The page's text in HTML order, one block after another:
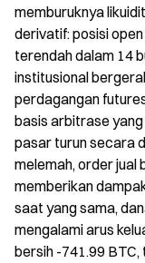
memburuknya
derivatif: posisi
terendah dalam 14
institusional
perdagangan
basis arbitrase
pasar turun secara
melemah, order jual
memberikan
saat yang sama,
mengalami arus
bersih -741.99